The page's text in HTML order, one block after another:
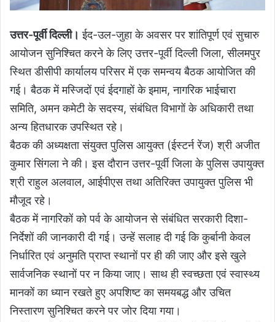
उत्तर-पूर्वी दिल्ली। ईद-उल-जुहा के अवसर पर शांतिपूर्ण एवं सुचारु
आयोजन सुनिश्चित करने के लिए उत्तर-पूर्वी दिल्ली जिला, सीलमपुर
स्थित डीसीपी कार्यालय परिसर में एक समन्वय बैठक आयोजित की
गई। बैठक में मस्जिदों एवं ईदगाहों के इमाम, नागरिक भाईचारा
समिति, अमन कमेटी के सदस्य, संबंधित विभागों के अधिकारी तथा
अन्य हितधारक उपस्थित रहे।
बैठक की अध्यक्षता संयुक्त पुलिस आयुक्त (ईस्टर्न रेंज) श्री अजीत
कुमार सिंगला ने की। इस दौरान उत्तर-पूर्वी जिला के पुलिस उपायुक्त
श्री राहुल अलवाल, आईपीएस तथा अतिरिक्त उपायुक्त पुलिस भी
मौजूद रहे।
बैठक में नागरिकों को पर्व के आयोजन से संबंधित सरकारी दिशा-
निर्देशों की जानकारी दी गई। उन्हें सलाह दी गई कि कुर्बानी केवल
निर्धारित एवं अनुमति प्राप्त स्थानों पर ही की जाए और इसे खुले
सार्वजनिक स्थानों पर न किया जाए। साथ ही स्वच्छता एवं स्वास्थ्य
मानकों का ध्यान रखते हुए अपशिष्ट का समयबद्ध और उचित
निस्तारण सुनिश्चित करने पर जोर दिया गया।